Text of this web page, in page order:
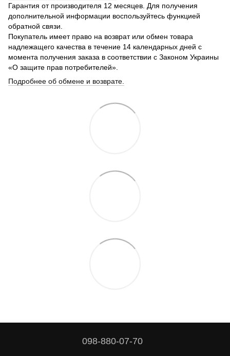
Гарантия от производителя 12 месяцев. Для получения
дополнительной информации воспользуйтесь функцией
обратной связи.
Покупатель имеет право на возврат или обмен товара
надлежащего качества в течение 14 календарных дней с
момента получения заказа в соответствии с Законом Украины
«О защите прав потребителей».
Подробнее об обмене и возврате.
098-880-07-70